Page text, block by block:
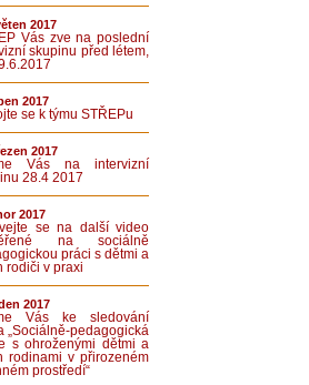
2017
Vás zve na poslední
skupinu před létem,
2017
se k týmu STŘEPu
2017
Vás na intervizní
28.4 2017
2017
se na další video
na sociálně
práci s dětmi a
rodiči v praxi
2017
Vás ke sledování
„Sociálně-pedagogická
s ohroženými dětmi a
rodinami v přirozeném
prostředí“